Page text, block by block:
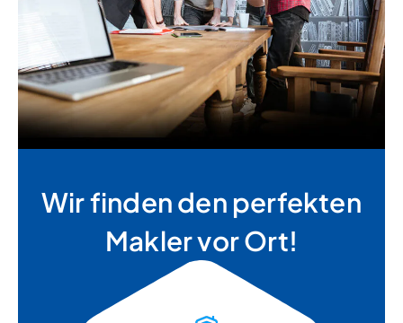
Wir finden den perfekten
Makler vor Ort!